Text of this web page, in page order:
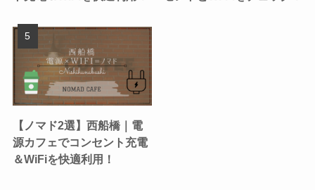
【ノマド2選】西船橋｜電
源カフェでコンセント充電
＆WiFiを快適利用！